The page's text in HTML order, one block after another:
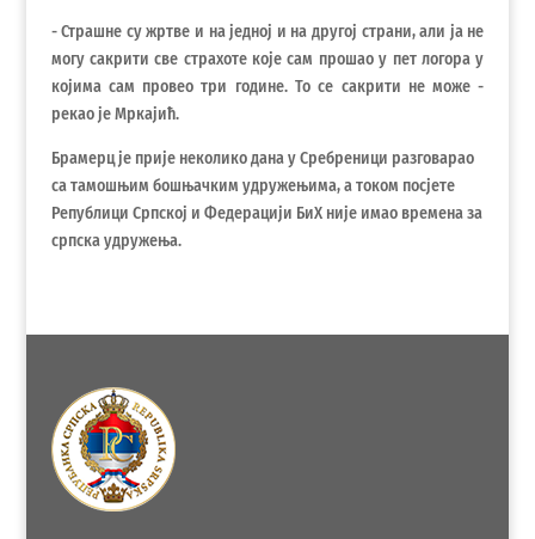
- Страшне су жртве и на једној и на другој страни, али ја не
могу сакрити све страхоте које сам прошао у пет логора у
којима сам провео три године. То се сакрити не може -
рекао је Мркајић.
Брамерц је прије неколико дана у Сребреници разговарао
са тамошњим бошњачким удружењима, а током посјете
Републици Српској и Федерацији БиХ није имао времена за
српска удружења.